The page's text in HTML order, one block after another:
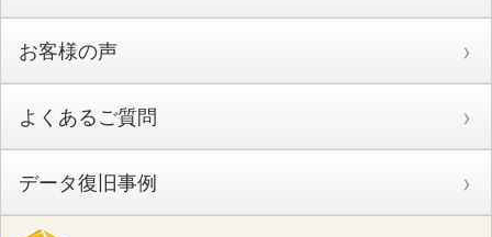
お客様の声
よくあるご質問
データ復旧事例